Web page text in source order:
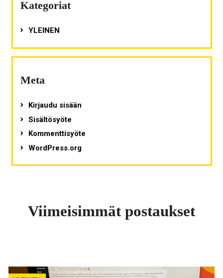
Kategoriat
YLEINEN
Meta
Kirjaudu sisään
Sisältösyöte
Kommenttisyöte
WordPress.org
Viimeisimmät postaukset